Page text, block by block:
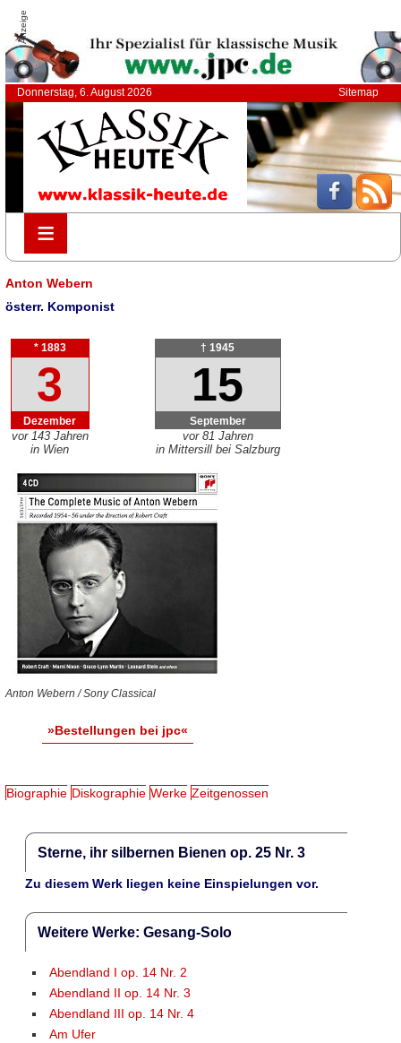
Anzeige
Donnerstag, 6. August 2026 Sitemap
≡
≡
Anton Webern
österr. Komponist
* 1883
3
Dezember
vor 143 Jahren
in Wien
† 1945
15
September
vor 81 Jahren
in Mittersill bei Salzburg
Anton Webern / Sony Classical
»Bestellungen bei jpc«
Biographie Diskographie Werke Zeitgenossen
Sterne, ihr silbernen Bienen op. 25 Nr. 3
Zu diesem Werk liegen keine Einspielungen vor.
Weitere Werke: Gesang-Solo
Abendland I op. 14 Nr. 2
Abendland II op. 14 Nr. 3
Abendland III op. 14 Nr. 4
Am Ufer